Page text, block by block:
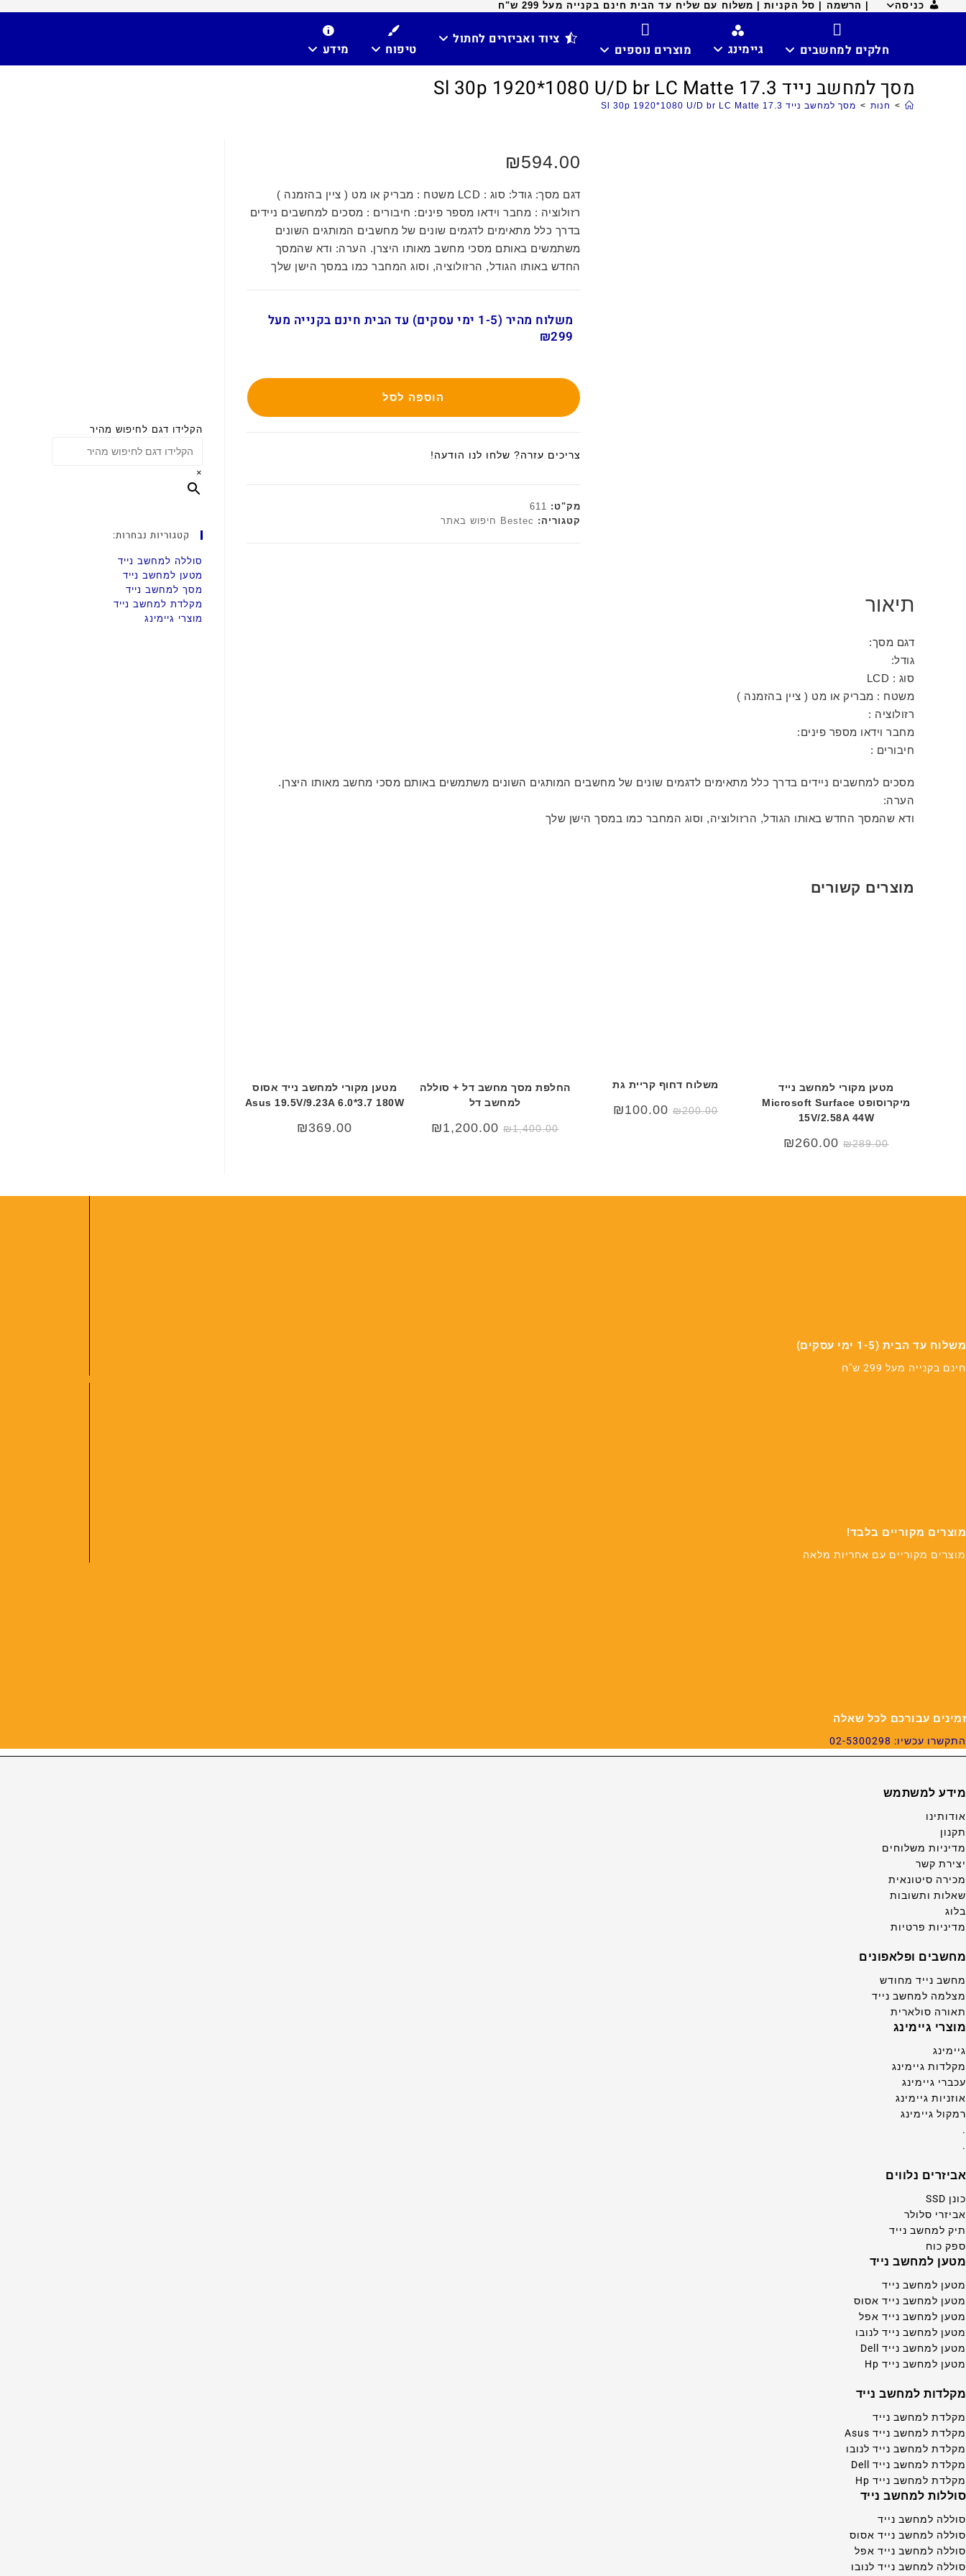
כניסה | הרשמה | סל הקניות | משלוח עם שליח עד הבית חינם בקנייה מעל 299 ש"ח
חלקים למחשבים גיימינג מוצרים נוספים
ציוד ואביזרים לחתול
טיפוח מידע
מסך למחשב נייד 17.3 Sl 30p 1920*1080 U/D br LC Matte
> חנות > מסך למחשב נייד 17.3 Sl 30p 1920*1080 U/D br LC Matte
₪594.00
דגם מסך: גודל: סוג : LCD משטח : מבריק או מט ( ציין בהזמנה )
רזולוציה : מחבר וידאו מספר פינים: חיבורים : מסכים למחשבים ניידים
בדרך כלל מתאימים לדגמים שונים של מחשבים המותגים השונים
משתמשים באותם מסכי מחשב מאותו היצרן. הערה: ודא שהמסך
החדש באותו הגודל, הרזולוציה, וסוג המחבר כמו במסך הישן שלך
משלוח מהיר (1-5 ימי עסקים) עד הבית חינם בקנייה מעל
₪299
הוספה לסל
צריכים עזרה? שלחו לנו הודעה!
מק"ט: 611
קטגוריה: Bestec חיפוש באתר
תיאור
דגם מסך:
גודל:
סוג : LCD
משטח : מבריק או מט ( ציין בהזמנה )
רזולוציה :
מחבר וידאו מספר פינים:
חיבורים :
מסכים למחשבים ניידים בדרך כלל מתאימים לדגמים שונים של מחשבים המותגים השונים משתמשים באותם מסכי מחשב מאותו היצרן.
הערה:
ודא שהמסך החדש באותו הגודל, הרזולוציה, וסוג המחבר כמו במסך הישן שלך
מוצרים קשורים
מטען מקורי למחשב נייד
מיקרוסופט Microsoft Surface
15V/2.58A 44W
₪289.00
המחיר
המקורי
₪260.00
המחיר
הנוכחי
משלוח דחוף קריית גת
₪200.00
המחיר
המקורי
₪100.00
המחיר
הנוכחי
החלפת מסך מחשב דל + סוללה
למחשב דל
₪1,400.00
המחיר
המקורי
₪1,200.00
המחיר
הנוכחי
מטען מקורי למחשב נייד אסוס
Asus 19.5V/9.23A 6.0*3.7 180W
₪369.00
הקלידו דגם לחיפוש מהיר
×
קטגוריות נבחרות:
סוללה למחשב נייד
מטען למחשב נייד
מסך למחשב נייד
מקלדת למחשב נייד
מוצרי גיימינג
משלוח עד הבית (1-5 ימי עסקים)
חינם בקנייה מעל 299 ש"ח
מוצרים מקוריים בלבד!
מוצרים מקוריים עם אחריות מלאה
זמינים עבורכם לכל שאלה
התקשרו עכשיו: 02-5300298
מידע למשתמש
אודותינו
תקנון
מדיניות משלוחים
יצירת קשר
מכירה סיטונאית
שאלות ותשובות
בלוג
מדיניות פרטיות
מחשבים ופלאפונים
מחשב נייד מחודש
מצלמה למחשב נייד
תאורה סולארית
מוצרי גיימינג
גיימינג
מקלדות גיימינג
עכברי גיימינג
אוזניות גיימינג
רמקול גיימינג
.
.
אביזרים נלווים
כונן SSD
אביזרי סלולר
תיק למחשב נייד
ספק כוח
מטען למחשב נייד
מטען למחשב נייד
מטען למחשב נייד אסוס
מטען למחשב נייד אפל
מטען למחשב נייד לנובו
מטען למחשב נייד Dell
מטען למחשב נייד Hp
מקלדות למחשב נייד
מקלדת למחשב נייד
מקלדת למחשב נייד Asus
מקלדת למחשב נייד לנובו
מקלדת למחשב נייד Dell
מקלדת למחשב נייד Hp
סוללות למחשב נייד
סוללה למחשב נייד
סוללה למחשב נייד אסוס
סוללה למחשב נייד אפל
סוללה למחשב נייד לנובו